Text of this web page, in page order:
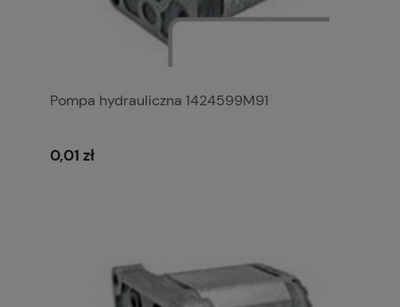
Pompa hydrauliczna 1424599M91
0,01 zł